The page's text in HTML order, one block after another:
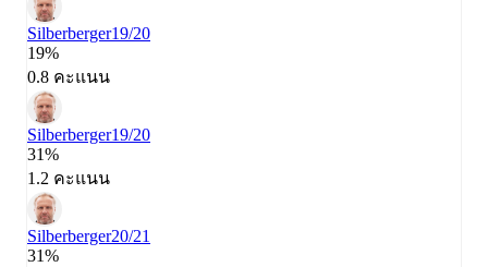
Silberberger19/20
19%
0.8 คะแนน
Silberberger19/20
31%
1.2 คะแนน
Silberberger20/21
31%